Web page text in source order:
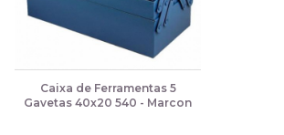
Caixa de Ferramentas 5
Gavetas 40x20 540 - Marcon